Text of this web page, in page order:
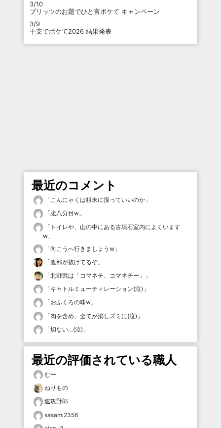
3/10
プリッツのお題でひと言ボケて キャンペーン
3/9
干支でボケて2026 結果発表
最近のコメント
「こんにゃくは粗末に扱っていいのか 」
「腹八分目w 」
「 トイレや、山の中にある古墳石室内によくいます
w 」
「向こうへ行きましょうw 」
「渡部が抜けてるぞ」
「北野武は「コマネチ、コマネチー」
」
「キャトルミューティレーション(泣) 」
「おふくろの味w 」
「肉を含め、全てが消しズミに(泣) 」
「切ない…(泣) 」
最近の評価されている職人
むー
ねりもの
速攻野郎
sasami2356